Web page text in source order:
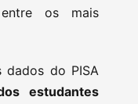
entre os mais
dados do PISA
estudantes